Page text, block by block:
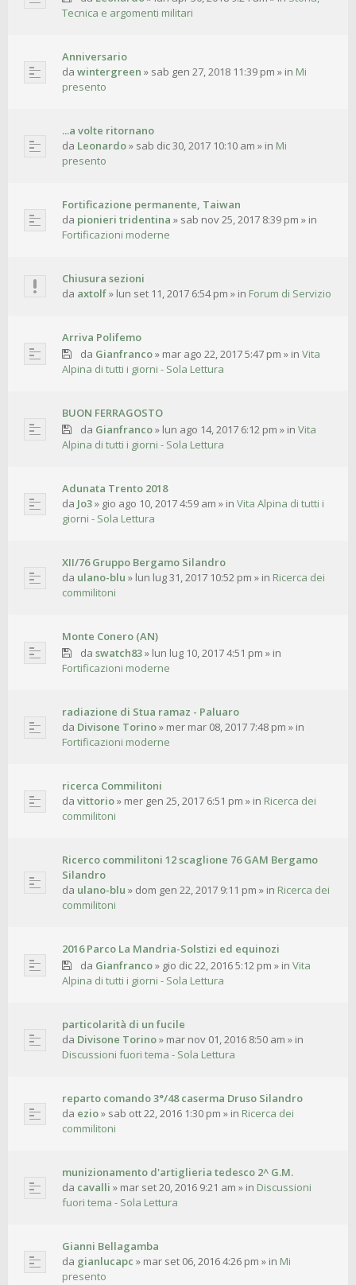
Tecnica e argomenti militari
Anniversario
da wintergreen » sab gen 27, 2018 11:39 pm » in Mi
presento
...a volte ritornano
da Leonardo» sab dic 30, 2017 10:10 am » in Mi
presento
Fortificazione permanente, Taiwan
da pionieri tridentina » sab nov 25, 2017 8:39 pm » in
Fortificazioni moderne
Chiusura sezioni
da axtolf» lun set 11, 2017 6:54 pm » in Forum di Servizio
Arriva Polifemo
da Gianfranco» mar ago 22, 2017 5:47 pm » in Vita
Alpina di tutti i giorni - Sola Lettura
BUON FERRAGOSTO
da Gianfranco» lun ago 14, 2017 6:12 pm » in Vita
Alpina di tutti i giorni - Sola Lettura
Adunata Trento 2018
da Jo3» gio ago 10, 2017 4:59 am » in Vita Alpina di tutti i
giorni - Sola Lettura
XII/76 Gruppo Bergamo Silandro
da ulano-blu » lun lug 31, 2017 10:52 pm » in Ricerca dei
commilitoni
Monte Conero (AN)
da swatch83» lun lug 10, 2017 4:51 pm » in
Fortificazioni moderne
radiazione di Stua ramaz - Paluaro
da Divisone Torino» mer mar 08, 2017 7:48 pm » in
Fortificazioni moderne
ricerca Commilitoni
da vittorio» mer gen 25, 2017 6:51 pm » in Ricerca dei
commilitoni
Ricerco commilitoni 12 scaglione 76 GAM Bergamo
Silandro
da ulano-blu » dom gen 22, 2017 9:11 pm » in Ricerca dei
commilitoni
2016 Parco La Mandria-Solstizi ed equinozi
da Gianfranco» gio dic 22, 2016 5:12 pm » in Vita
Alpina di tutti i giorni - Sola Lettura
particolarità di un fucile
da Divisone Torino» mar nov 01, 2016 8:50 am » in
Discussioni fuori tema - Sola Lettura
reparto comando 3°/48 caserma Druso Silandro
da ezio» sab ott 22, 2016 1:30 pm » in Ricerca dei
commilitoni
munizionamento d'artiglieria tedesco 2^ G.M.
da cavalli » mar set 20, 2016 9:21 am » in Discussioni
fuori tema - Sola Lettura
Gianni Bellagamba
da gianlucapc » mar set 06, 2016 4:26 pm » in Mi
presento